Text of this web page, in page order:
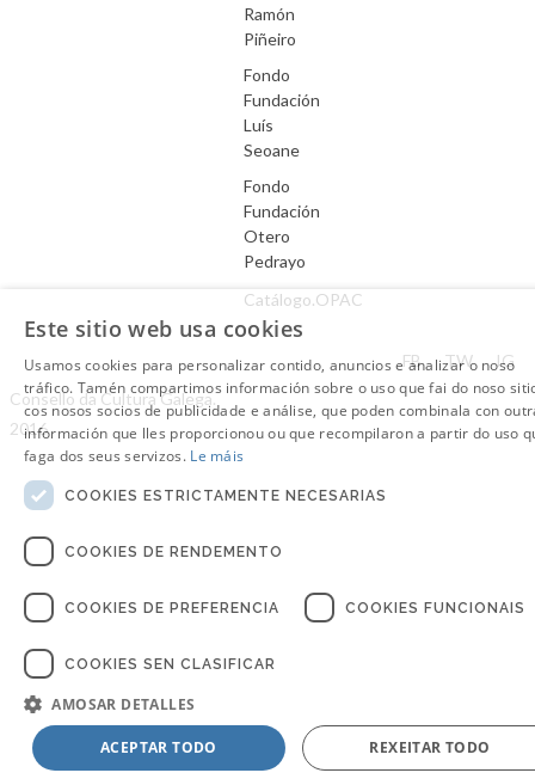
Ramón
Piñeiro
Fondo
Fundación
Luís
Seoane
Fondo
Fundación
Otero
Pedrayo
Catálogo.OPAC
Aviso Legal
Consello da Cultura Galega.
2016
FB TW IG
Este sitio web usa cookies
Usamos cookies para personalizar contido, anuncios e analizar o noso
tráfico. Tamén compartimos información sobre o uso que fai do noso
cos nosos socios de publicidade e análise, que poden combinala con
información que lles proporcionou ou que recompilaron a partir do uso
faga dos seus servizos. Le máis
COOKIES ESTRICTAMENTE NECESARIAS
COOKIES DE RENDEMENTO
COOKIES DE PREFERENCIA COOKIES FUNCIONAIS
COOKIES SEN CLASIFICAR
AMOSAR DETALLES
ACEPTAR TODO REXEITAR TODO